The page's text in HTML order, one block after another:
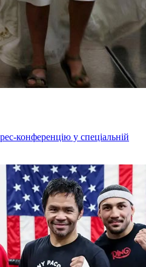
конференцію у спеціальній